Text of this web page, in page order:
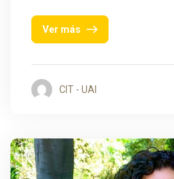
Ver más
CIT - UAI